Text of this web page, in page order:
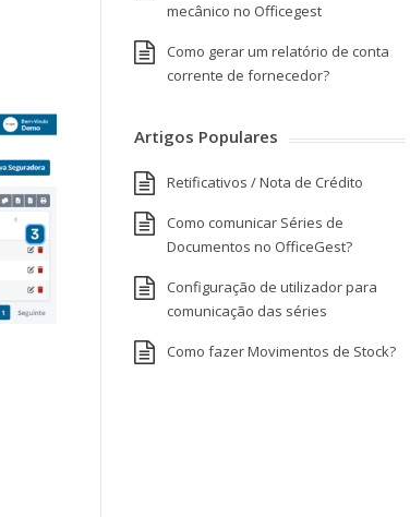
mecânico no Officegest
Como gerar um relatório de conta
corrente de fornecedor?
Artigos Populares
Retificativos / Nota de Crédito
Como comunicar Séries de
Documentos no OfficeGest?
Configuração de utilizador para
comunicação das séries
Como fazer Movimentos de Stock?